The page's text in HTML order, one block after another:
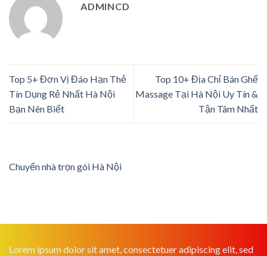
ADMINCD
Top 5+ Đơn Vị Đáo Hạn Thẻ
Tín Dụng Rẻ Nhất Hà Nội
Bạn Nên Biết
Top 10+ Địa Chỉ Bán Ghế
Massage Tại Hà Nội Uy Tín &
Tận Tâm Nhất
Chuyển nhà trọn gói Hà Nội
Lorem ipsum dolor sit amet, consectetuer adipiscing elit, sed